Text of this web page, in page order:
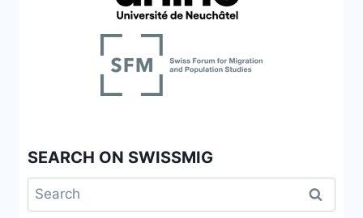
SEARCH ON SWISSMIG
Search
for: